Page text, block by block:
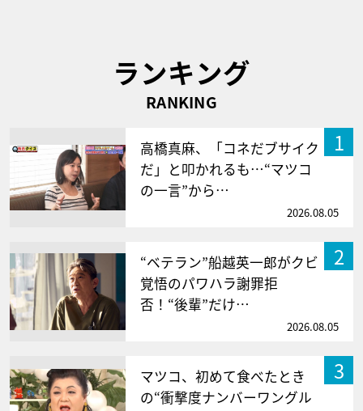
ランキング
RANKING
1
高橋真麻、「コネだブサイク
だ」と叩かれるも…“マツコ
の一言”から…
2026.08.05
2
“ベテラン”船越英一郎がクビ
覚悟のパワハラ謝罪拒
否！“後輩”だけ…
2026.08.05
3
マツコ、初めて食べたとき
の“衝撃度ナンバーワングル